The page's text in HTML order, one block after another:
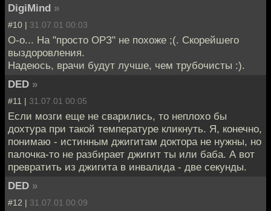
DigiMind »
#10 | 31.07.01 00:03
О-о... На "просто ОРЗ" не похоже ;(. Скорейшего
выздоровления.
Надеюсь, врачи будут лучше, чем трубочисты :).
DED »
#11 | 31.07.01 00:05
Если мозги еще не сварились, то неплохо бы
дохтура при такой температуре кликнуть. Я, конечно,
понимаю - истинным джигитам доктора не нужны, но
палочка-то не разбирает джигит ты или баба. А вот
превратить из джигита в инвалида - две секунды.
DED »
#12 | 31.07.01 00:09